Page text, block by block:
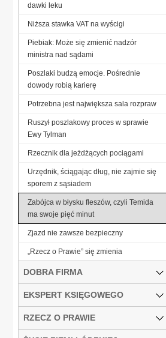
dawki leku
Niższa stawka VAT na wyścigi
Piebiak: Może się zmienić nadzór
ministra nad sądami
Poszlaki budzą emocje. Pośrednie
dowody robią karierę
Potrzebna jest największa sala rozpraw
Ruszył poszlakowy proces w sprawie
Ewy Tylman
Rzecznik dla jeżdżących pociągami
Urzędnik, ściągając dług, nie zajmie się
sporem z sąsiadem
Zabójca w błysku fleszów, czyli Temida
ma swoje pięć minut
Zjazd nie zawsze bezpieczny
„Rzecz o Prawie” się zmienia
DOBRA FIRMA
EKSPERT KSIĘGOWEGO
RZECZ O PRAWIE